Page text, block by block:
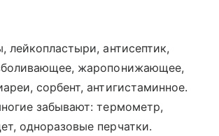
лейкопластыри, антисептик,
жаропонижающее,
сорбент, антигистаминное.
забывают: термометр,
одноразовые перчатки.